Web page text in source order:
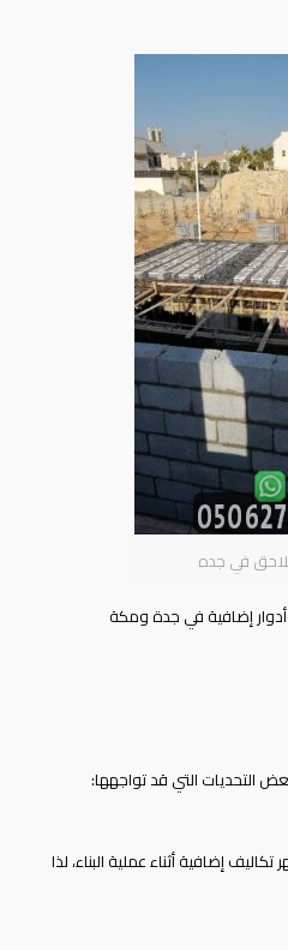
في جده
إضافية في جدة ومكة
التحديات التي قد تواجهها:
إضافية أثناء عملية البناء، لذا